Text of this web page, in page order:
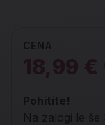
CENA
18,99 €
Pohitite!
Na zalogi le še